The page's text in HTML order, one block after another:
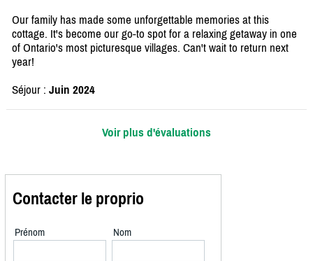
Our family has made some unforgettable memories at this
cottage. It's become our go-to spot for a relaxing getaway in one
of Ontario's most picturesque villages. Can't wait to return next
year!
Séjour : Juin 2024
Voir plus d'évaluations
Contacter le proprio
Prénom Nom